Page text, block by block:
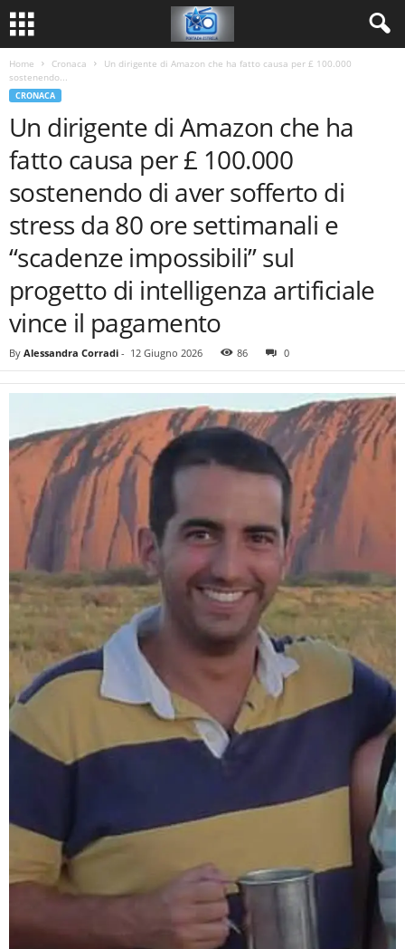
Home Cronaca
Un dirigente di Amazon che ha fatto causa per £ 100.000
sostenendo...
CRONACA
Un dirigente di Amazon che ha
fatto causa per £ 100.000
sostenendo di aver sofferto di
stress da 80 ore settimanali e
“scadenze impossibili” sul
progetto di intelligenza artificiale
vince il pagamento
By Alessandra Corradi - 12 Giugno 2026 86 0